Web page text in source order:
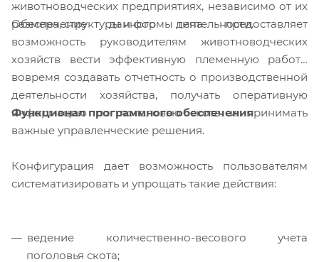
животноводческих предприятиях, независимо от их
размера, структуры и формы деятельности.
Обеспечение данного типа предоставляет
возможность руководителям животноводческих
хозяйств вести эффективную племенную работу,
вовремя создавать отчетность о производственной
деятельности хозяйства, получать оперативную
информацию по поголовью скота и принимать
важные управленческие решения.
Функционал программного обеспечения
Конфигурация дает возможность пользователям
систематизировать и упрощать такие действия:
ведение количественно-весового учета
поголовья скота;